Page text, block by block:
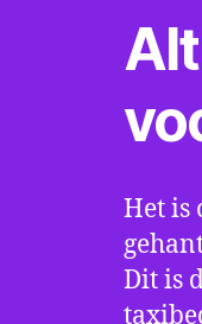
Het is
Dit is